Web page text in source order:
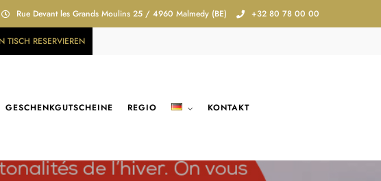
Rue Devant les Grands Moulins 25 / 4960 Malmedy (BE) +32 80 78 00 00
TISCH RESERVIEREN
GESCHENKGUTSCHEINE REGIO KONTAKT